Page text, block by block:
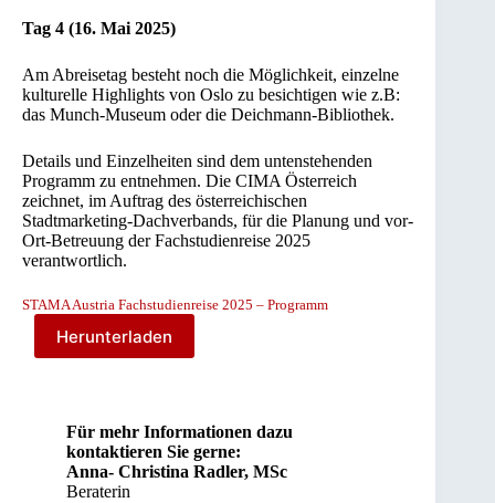
Tag 4 (16. Mai 2025)
Am Abreisetag besteht noch die Möglichkeit, einzelne
kulturelle Highlights von Oslo zu besichtigen wie z.B:
das Munch-Museum oder die Deichmann-Bibliothek.
Details und Einzelheiten sind dem untenstehenden
Programm zu entnehmen. Die CIMA Österreich
zeichnet, im Auftrag des österreichischen
Stadtmarketing-Dachverbands, für die Planung und vor-
Ort-Betreuung der Fachstudienreise 2025
verantwortlich.
STAMA Austria Fachstudienreise 2025 – Programm
Herunterladen
Für mehr Informationen dazu
kontaktieren Sie gerne:
Anna- Christina Radler, MSc
Beraterin